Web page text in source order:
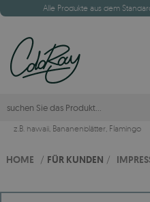
Alle Produkte aus dem
z.B. hawaii, Bananenblätter, Flamingo
HOME / FÜR KUNDEN /